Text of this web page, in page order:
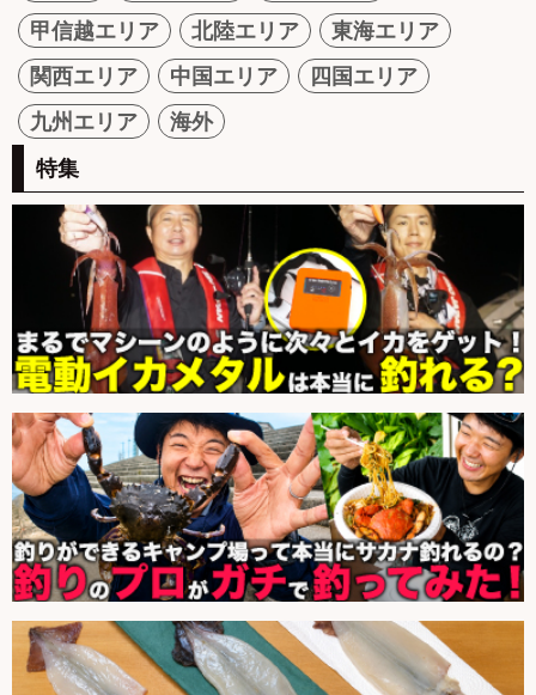
甲信越エリア
北陸エリア
東海エリア
関西エリア
中国エリア
四国エリア
九州エリア
海外
特集